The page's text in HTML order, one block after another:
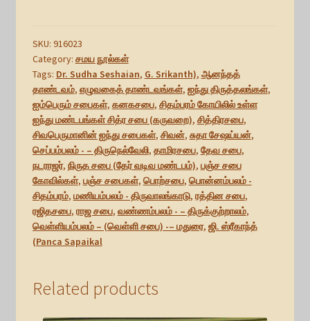
ஜி.
ஸ்ரீகாந்த்
(Panca
Sapaikal,
Dr.
Sudha
Seshaian,
G.
Srikanth)
quantity
SKU: 916023
Category: சமய நூல்கள்
Tags: Dr. Sudha Seshaian, G. Srikanth), ஆனந்தத்
தாண்டவம், எழுவகைத் தாண்டவங்கள், ஐந்து திருத்தலங்கள்,
ஐம்பெரும் சபைகள், கனகசபை, சிதம்பரம் கோயிலில் உள்ள
ஐந்து மண்டபங்கள் சித்ர சபை (கருவறை), சித்திரசபை,
சிவபெருமானின் ஐந்து சபைகள், சிவன், சுதா சேஷய்யன்,
செப்பம்பலம் - – திருநெல்வேலி, தாமிரசபை, தேவ சபை,
நடராஜர், நிருத சபை (தேர் வடிவ மண்டபம்), பஞ்ச சபை
கோவில்கள், பஞ்ச சபைகள், பொற்சபை, பொன்னம்பலம் -
சிதம்பரம், மணியம்பலம் - திருவாலங்காடு, ரத்தின சபை,
ரஜிதசபை, ராஜ சபை, வண்ணம்பலம் - – திருக்குற்றாலம்,
வெள்ளியம்பலம் – (வெள்ளி சபை) -– மதுரை, ஜி. ஸ்ரீகாந்த்
(Panca Sapaikal
Related products